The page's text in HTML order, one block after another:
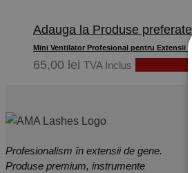
Adauga la Produse preferate
Mini Ventilator Profesional pentru Extensii
65,00 lei TVA Inclus
Profesionalism în extensii de gene.
Produse premium, instrumente